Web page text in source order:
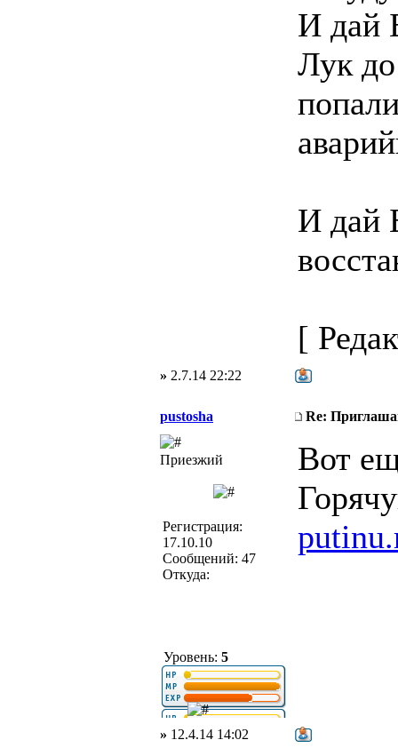
И дай
Лук
И дай
[
» 2.7.14 22:22
pustosha Re:
Приезжий
Регистрация:
17.10.10
Сообщений: 47
Откуда:
Уровень: 5
Вот
» 12.4.14 14:02